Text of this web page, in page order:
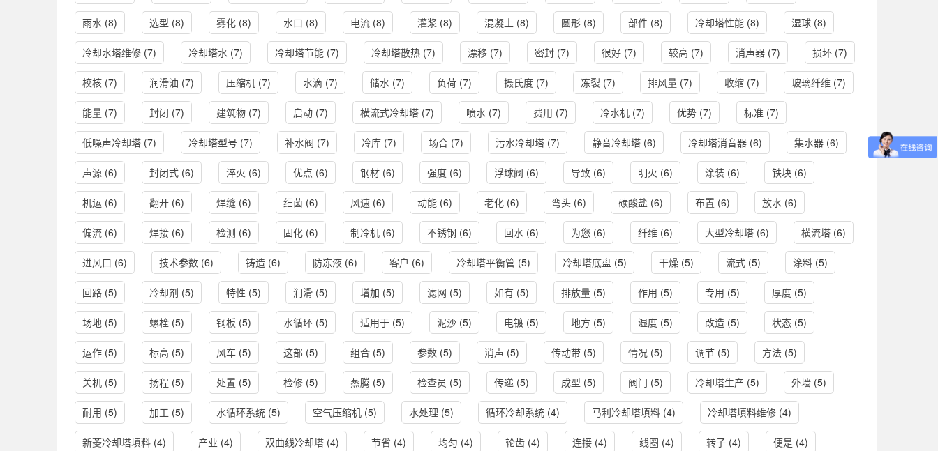
雨水 (8) 选型 (8) 雾化 (8) 水口 (8) 电流 (8) 灌浆 (8) 混凝土 (8) 圆形 (8) 部件 (8) 冷却塔性能 (8) 湿球 (8)
冷却水塔维修 (7) 冷却塔水 (7) 冷却塔节能 (7) 冷却塔散热 (7) 漂移 (7) 密封 (7) 很好 (7) 较高 (7) 消声器 (7) 损坏 (7)
校核 (7) 润滑油 (7) 压缩机 (7) 水滴 (7) 储水 (7) 负荷 (7) 摄氏度 (7) 冻裂 (7) 排风量 (7) 收缩 (7) 玻璃纤维 (7)
能量 (7) 封闭 (7) 建筑物 (7) 启动 (7) 横流式冷却塔 (7) 喷水 (7) 费用 (7) 冷水机 (7) 优势 (7) 标准 (7)
低噪声冷却塔 (7) 冷却塔型号 (7) 补水阀 (7) 冷库 (7) 场合 (7) 污水冷却塔 (7) 静音冷却塔 (6) 冷却塔消音器 (6) 集水器 (6)
声源 (6) 封闭式 (6) 淬火 (6) 优点 (6) 钢材 (6) 强度 (6) 浮球阀 (6) 导致 (6) 明火 (6) 涂装 (6) 铁块 (6)
机运 (6) 翻开 (6) 焊缝 (6) 细菌 (6) 风速 (6) 动能 (6) 老化 (6) 弯头 (6) 碳酸盐 (6) 布置 (6) 放水 (6)
偏流 (6) 焊接 (6) 检测 (6) 固化 (6) 制冷机 (6) 不锈钢 (6) 回水 (6) 为您 (6) 纤维 (6) 大型冷却塔 (6) 横流塔 (6)
进风口 (6) 技术参数 (6) 铸造 (6) 防冻液 (6) 客户 (6) 冷却塔平衡管 (5) 冷却塔底盘 (5) 干燥 (5) 流式 (5) 涂料 (5)
回路 (5) 冷却剂 (5) 特性 (5) 润滑 (5) 增加 (5) 滤网 (5) 如有 (5) 排放量 (5) 作用 (5) 专用 (5) 厚度 (5)
场地 (5) 螺栓 (5) 钢板 (5) 水循环 (5) 适用于 (5) 泥沙 (5) 电镀 (5) 地方 (5) 湿度 (5) 改造 (5) 状态 (5)
运作 (5) 标高 (5) 风车 (5) 这部 (5) 组合 (5) 参数 (5) 消声 (5) 传动带 (5) 情况 (5) 调节 (5) 方法 (5)
关机 (5) 扬程 (5) 处置 (5) 检修 (5) 蒸腾 (5) 检查员 (5) 传递 (5) 成型 (5) 阀门 (5) 冷却塔生产 (5) 外墙 (5)
耐用 (5) 加工 (5) 水循环系统 (5) 空气压缩机 (5) 水处理 (5) 循环冷却系统 (4) 马利冷却塔填料 (4) 冷却塔填料维修 (4)
新菱冷却塔填料 (4) 产业 (4) 双曲线冷却塔 (4) 节省 (4) 均匀 (4) 轮齿 (4) 连接 (4) 线圈 (4) 转子 (4) 便是 (4)